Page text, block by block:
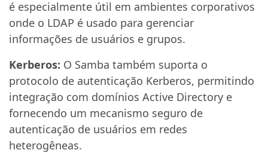
é especialmente útil em ambientes corporativos
onde o LDAP é usado para gerenciar
informações de usuários e grupos.
Kerberos: O Samba também suporta o
protocolo de autenticação Kerberos, permitindo
integração com domínios Active Directory e
fornecendo um mecanismo seguro de
autenticação de usuários em redes
heterogêneas.